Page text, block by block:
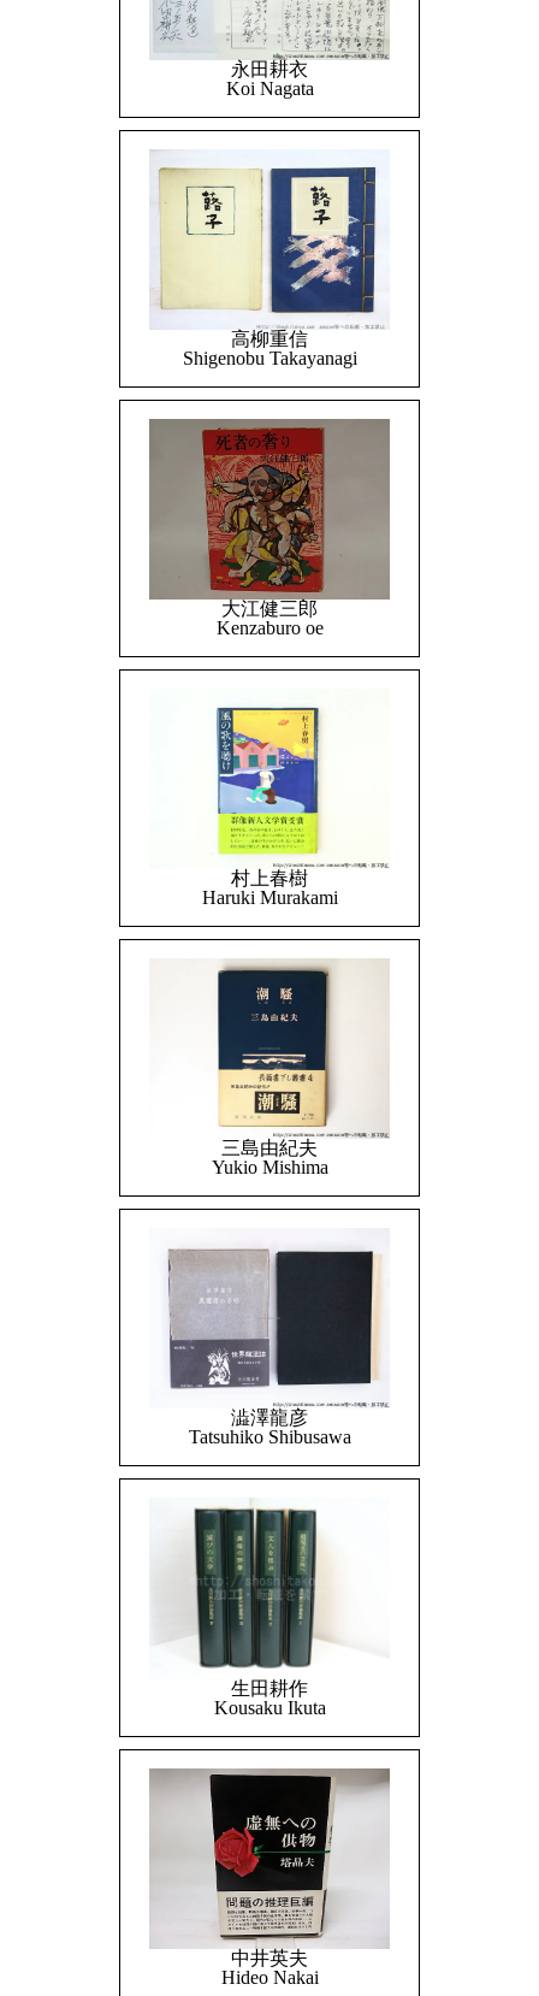
永田耕衣
Koi Nagata
高柳重信
Shigenobu Takayanagi
大江健三郎
Kenzaburo oe
村上春樹
Haruki Murakami
三島由紀夫
Yukio Mishima
澁澤龍彦
Tatsuhiko Shibusawa
生田耕作
Kousaku Ikuta
中井英夫
Hideo Nakai